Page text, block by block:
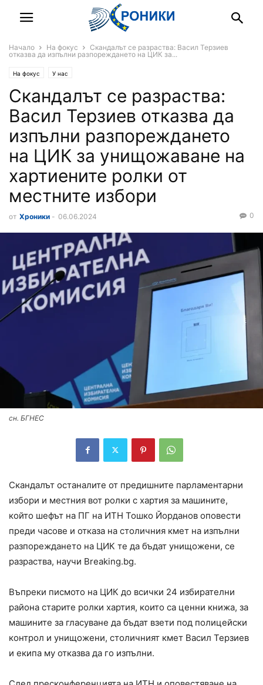
Начало На фокус
Скандалът се разраства: Васил Терзиев
отказва да изпълни разпореждането на ЦИК за...
На фокус У нас
Скандалът се разраства:
Васил Терзиев отказва да
изпълни разпореждането
на ЦИК за унищожаване на
хартиените ролки от
местните избори
от Хроники - 06.06.2024 0
сн. БГНЕС
Скандалът останалите от предишните парламентарни
избори и местния вот ролки с хартия за машините,
който шефът на ПГ на ИТН Тошко Йорданов оповести
преди часове и отказа на столичния кмет на изпълни
разпореждането на ЦИК те да бъдат унищожени, се
разраства, научи Breaking.bg.
Въпреки писмото на ЦИК до всички 24 избирателни
района старите ролки хартия, които са ценни книжа, за
машините за гласуване да бъдат взети под полицейски
контрол и унищожени, столичният кмет Васил Терзиев
и екипа му отказва да го изпълни.